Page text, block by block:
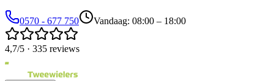
0570 - 677 750 Vandaag: 08:00 – 18:00
4,7/5 · 335 reviews